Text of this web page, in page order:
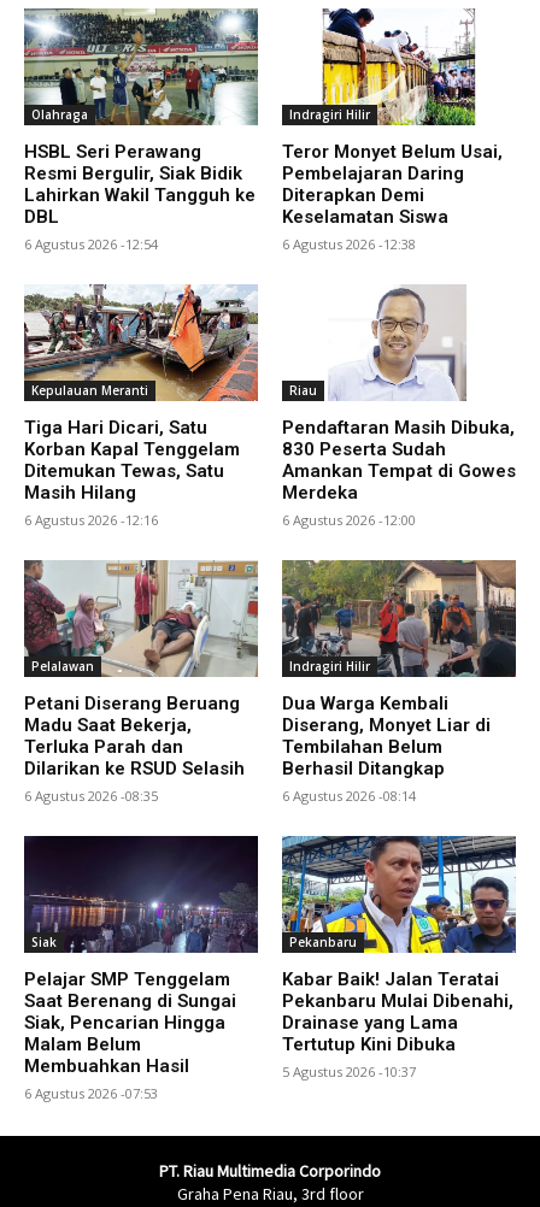
Olahraga
HSBL Seri Perawang
Resmi Bergulir, Siak Bidik
Lahirkan Wakil Tangguh ke
DBL
6 Agustus 2026 -12:54
Indragiri Hilir
Teror Monyet Belum Usai,
Pembelajaran Daring
Diterapkan Demi
Keselamatan Siswa
6 Agustus 2026 -12:38
Kepulauan Meranti
Tiga Hari Dicari, Satu
Korban Kapal Tenggelam
Ditemukan Tewas, Satu
Masih Hilang
6 Agustus 2026 -12:16
Riau
Pendaftaran Masih Dibuka,
830 Peserta Sudah
Amankan Tempat di Gowes
Merdeka
6 Agustus 2026 -12:00
Pelalawan
Petani Diserang Beruang
Madu Saat Bekerja,
Terluka Parah dan
Dilarikan ke RSUD Selasih
6 Agustus 2026 -08:35
Indragiri Hilir
Dua Warga Kembali
Diserang, Monyet Liar di
Tembilahan Belum
Berhasil Ditangkap
6 Agustus 2026 -08:14
Siak
Pelajar SMP Tenggelam
Saat Berenang di Sungai
Siak, Pencarian Hingga
Malam Belum
Membuahkan Hasil
6 Agustus 2026 -07:53
Pekanbaru
Kabar Baik! Jalan Teratai
Pekanbaru Mulai Dibenahi,
Drainase yang Lama
Tertutup Kini Dibuka
5 Agustus 2026 -10:37
PT. Riau Multimedia Corporindo
Graha Pena Riau, 3rd floor